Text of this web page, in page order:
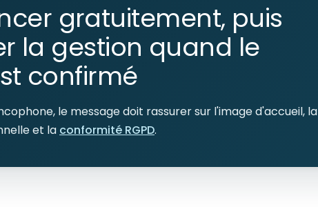
gratuitement, puis
la gestion quand le
confirmé
le message doit rassurer sur l'image d'accueil, la
et la conformité RGPD.